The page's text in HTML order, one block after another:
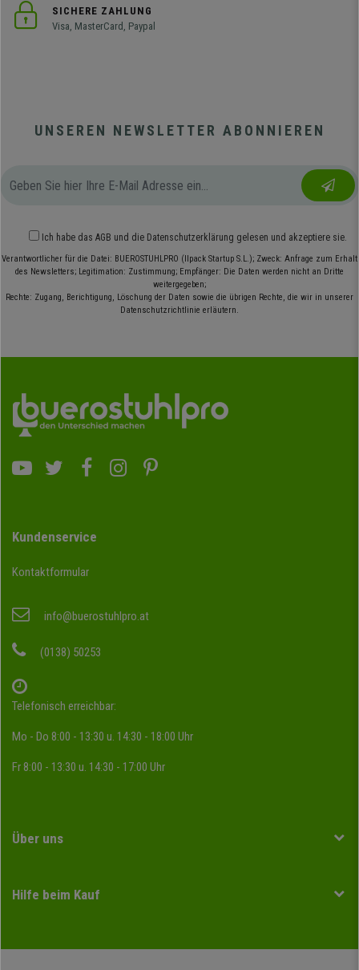
SICHERE ZAHLUNG
Visa, MasterCard, Paypal
UNSEREN NEWSLETTER ABONNIEREN
Ich habe das AGB und die Datenschutzerklärung gelesen und akzeptiere sie.
Verantwortlicher für die Datei: BUEROSTUHLPRO (Ilpack Startup S.L.); Zweck: Anfrage zum Erhalt
des Newsletters; Legitimation: Zustimmung; Empfänger: Die Daten werden nicht an Dritte
weitergegeben;
Rechte: Zugang, Berichtigung, Löschung der Daten sowie die übrigen Rechte, die wir in unserer
Datenschutzrichtlinie erläutern.
Kundenservice
Kontaktformular
info@buerostuhlpro.at
(0138) 50253
Telefonisch erreichbar:
Mo - Do 8:00 - 13:30 u. 14:30 - 18:00 Uhr
Fr 8:00 - 13:30 u. 14:30 - 17:00 Uhr
Über uns
Hilfe beim Kauf